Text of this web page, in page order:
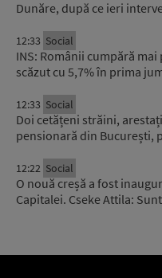
Dunăre, după ce ieri
12:33 Social
INS: Românii cumpără
scăzut cu 5,7% în prima
12:33 Social
Doi cetățeni străini,
pensionară din București,
12:22 Social
O nouă creșă a fost
Capitalei. Cseke Attila: